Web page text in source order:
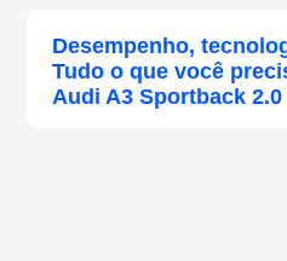
Desempenho,
Tudo o que você
Audi A3 Sportback